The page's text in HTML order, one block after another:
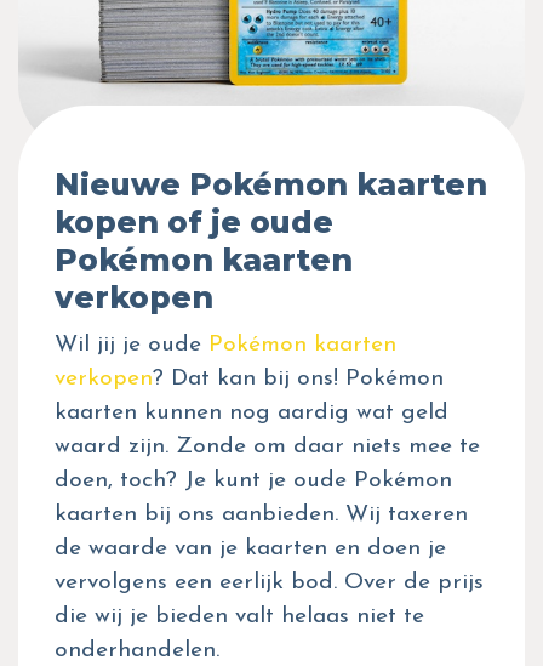
Nieuwe Pokémon kaarten
kopen of je oude
Pokémon kaarten
verkopen
Wil jij je oude Pokémon kaarten
verkopen? Dat kan bij ons! Pokémon
kaarten kunnen nog aardig wat geld
waard zijn. Zonde om daar niets mee te
doen, toch? Je kunt je oude Pokémon
kaarten bij ons aanbieden. Wij taxeren
de waarde van je kaarten en doen je
vervolgens een eerlijk bod. Over de prijs
die wij je bieden valt helaas niet te
onderhandelen.